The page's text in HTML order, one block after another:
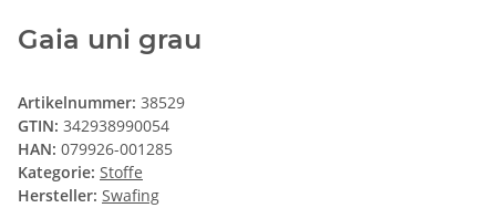
Gaia uni grau
Artikelnummer: 38529
GTIN: 342938990054
HAN: 079926-001285
Kategorie: Stoffe
Hersteller: Swafing